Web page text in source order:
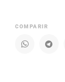
COMPARIR